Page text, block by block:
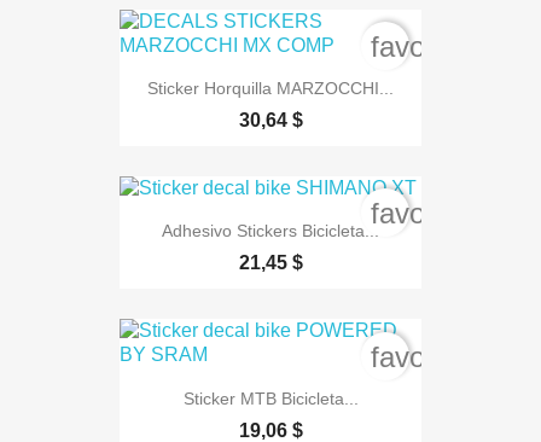
Sticker Horquilla MARZOCCHI...
30,64 $
Adhesivo Stickers Bicicleta...
21,45 $
Sticker MTB Bicicleta...
19,06 $